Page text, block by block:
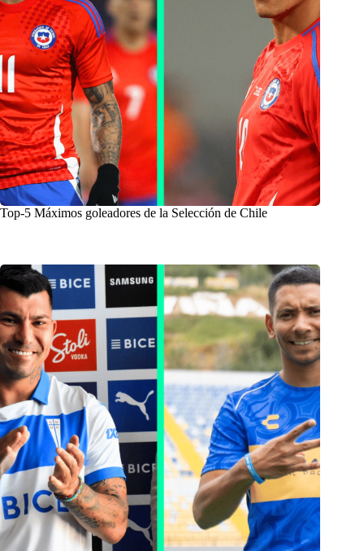
Top-5 Máximos goleadores de la Selección de Chile